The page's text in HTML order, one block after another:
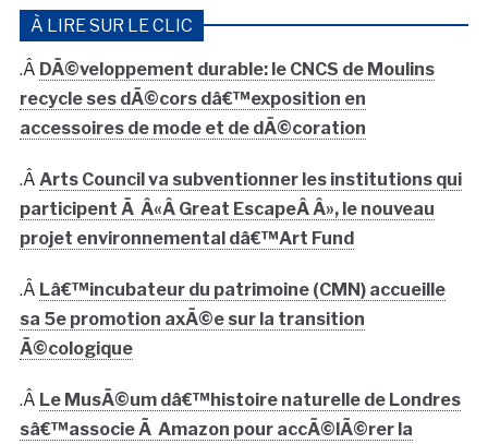
À LIRE SUR LE CLIC
.Â DÃ©veloppement durable: le CNCS de Moulins
recycle ses dÃ©cors dâ€™exposition en
accessoires de mode et de dÃ©coration
.Â Arts Council va subventionner les institutions qui
participent Ã Â«Â Great EscapeÂ Â», le nouveau
projet environnemental dâ€™Art Fund
.Â Lâ€™incubateur du patrimoine (CMN) accueille
sa 5e promotion axÃ©e sur la transition
Ã©cologique
.Â Le MusÃ©um dâ€™histoire naturelle de Londres
sâ€™associe Ã Amazon pour accÃ©lÃ©rer la